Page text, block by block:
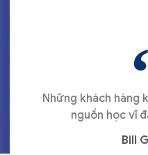
Những khách hàng
nguồn học vĩ
Bill